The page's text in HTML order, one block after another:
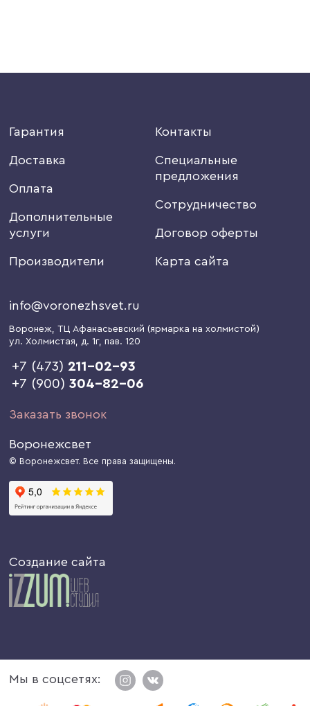
Гарантия
Доставка
Оплата
Дополнительные
услуги
Производители
Контакты
Специальные
предложения
Сотрудничество
Договор оферты
Карта сайта
info@voronezhsvet.ru
Воронеж, ТЦ Афанасьевский (ярмарка на холмистой)
ул. Холмистая, д. 1г, пав. 120
+7 (473) 211-02-93
+7 (900)304-82-06
Заказать звонок
Воронежсвет
© Воронежсвет. Все права защищены.
Создание сайта
Мы в соцсетях: